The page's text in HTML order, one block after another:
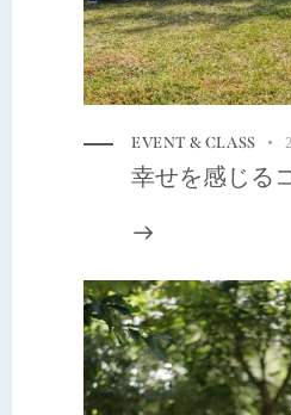
EVENT & CLASS
幸せを感じる